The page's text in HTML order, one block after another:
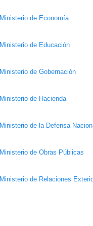
Ministerio de Economía
Ministerio de Educación
MinisteriodeGobernación
Ministerio de Hacienda
Ministerio de la Defensa
MinisteriodeObras Públicas
Ministerio de Relaciones